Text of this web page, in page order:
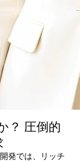
？ 圧倒的
発では、リッチ